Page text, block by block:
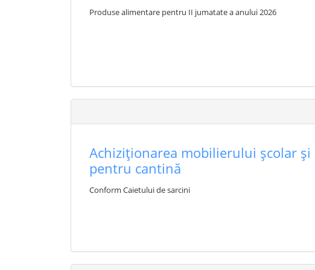
Produse alimentare pentru II jumatate a anului 2026
Achiziționarea mobilierului școlar
pentru cantină
Conform Caietului de sarcini